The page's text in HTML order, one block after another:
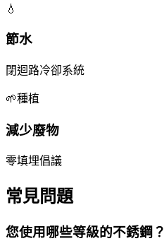
💧
節水
閉迴路冷卻系統
🌱種植
減少廢物
零填埋倡議
常見問題
您使用哪些等級的不銹鋼？